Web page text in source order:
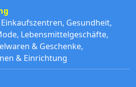
Einkaufszentren, Gesundheit,
, Lebensmittelgeschäfte,
& Geschenke,
& Einrichtung